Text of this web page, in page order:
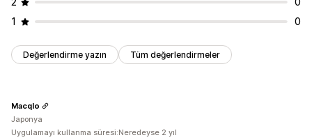
1
0
Değerlendirme yazın Tüm değerlendirmeler
Macqlo
Japonya
Uygulamayı kullanma süresi:Neredeyse 2 yıl